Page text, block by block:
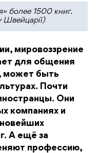
более 1500 книг.
Швейцарії)
мировоззрение
для общения
может быть
Почти
Они
компаниях и
А ещё за
профессию,